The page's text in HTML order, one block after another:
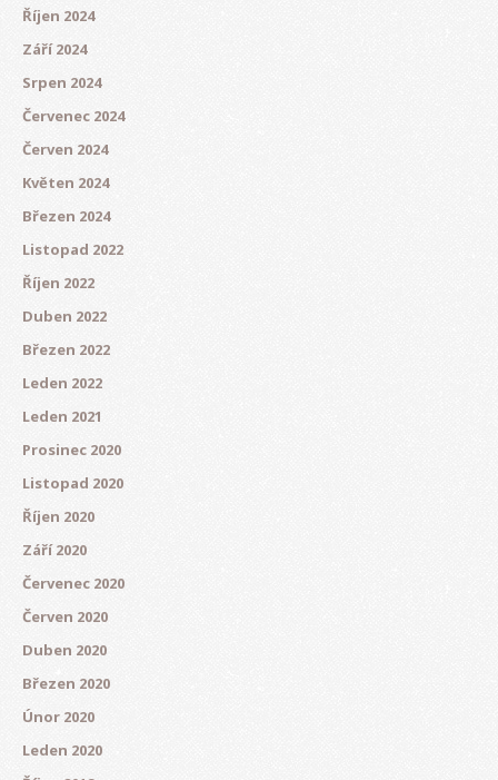
Říjen 2024
Září 2024
Srpen 2024
Červenec 2024
Červen 2024
Květen 2024
Březen 2024
Listopad 2022
Říjen 2022
Duben 2022
Březen 2022
Leden 2022
Leden 2021
Prosinec 2020
Listopad 2020
Říjen 2020
Září 2020
Červenec 2020
Červen 2020
Duben 2020
Březen 2020
Únor 2020
Leden 2020